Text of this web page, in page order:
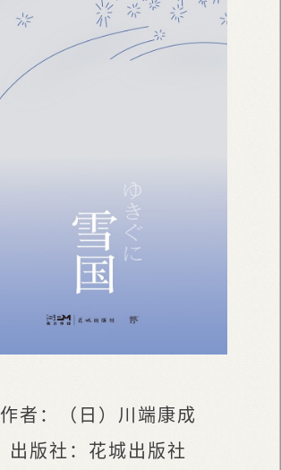
作者：（日）川端康成
出版社：花城出版社